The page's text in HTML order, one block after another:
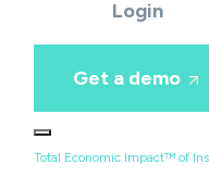
Login
Get a demo
Total Economic Impact™ of